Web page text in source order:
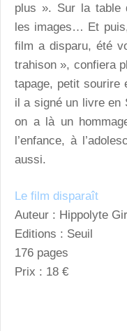
plus ». Sur la table
les images… Et
film a disparu, été
trahison », confiera
tapage, petit sourire
il a signé un livre en
on a là un
l’enfance, à
aussi.
Le film disparaît
Auteur : Hippolyte
Editions : Seuil
176 pages
Prix : 18 €